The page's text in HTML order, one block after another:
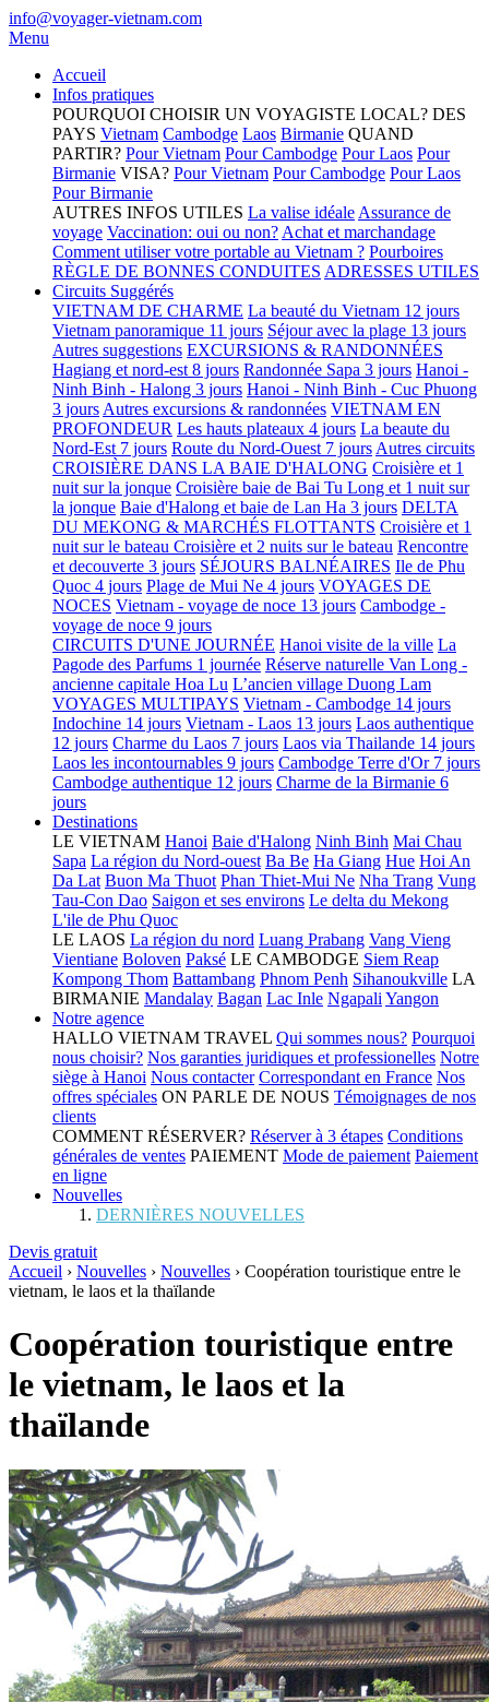
info@voyager-vietnam.com
Menu
Accueil
Infos pratiques
POURQUOI CHOISIR UN VOYAGISTE LOCAL? DES
PAYS Vietnam Cambodge Laos Birmanie QUAND
PARTIR? Pour Vietnam Pour Cambodge Pour Laos Pour
Birmanie VISA? Pour Vietnam Pour Cambodge Pour Laos
Pour Birmanie
AUTRES INFOS UTILES La valise idéale Assurance de
voyage Vaccination: oui ou non? Achat et marchandage
Comment utiliser votre portable au Vietnam ? Pourboires
RÈGLE DE BONNES CONDUITES ADRESSES UTILES
Circuits Suggérés
VIETNAM DE CHARME La beauté du Vietnam 12 jours
Vietnam panoramique 11 jours Séjour avec la plage 13 jours
Autres suggestions EXCURSIONS & RANDONNÉES
Hagiang et nord-est 8 jours Randonnée Sapa 3 jours Hanoi -
Ninh Binh - Halong 3 jours Hanoi - Ninh Binh - Cuc Phuong
3 jours Autres excursions & randonnées VIETNAM EN
PROFONDEUR Les hauts plateaux 4 jours La beaute du
Nord-Est 7 jours Route du Nord-Ouest 7 jours Autres circuits
CROISIÈRE DANS LA BAIE D'HALONG Croisière et 1
nuit sur la jonque Croisière baie de Bai Tu Long et 1 nuit sur
la jonque Baie d'Halong et baie de Lan Ha 3 jours DELTA
DU MEKONG & MARCHÉS FLOTTANTS Croisière et 1
nuit sur le bateau Croisière et 2 nuits sur le bateau Rencontre
et decouverte 3 jours SÉJOURS BALNÉAIRES Ile de Phu
Quoc 4 jours Plage de Mui Ne 4 jours VOYAGES DE
NOCES Vietnam - voyage de noce 13 jours Cambodge -
voyage de noce 9 jours
CIRCUITS D'UNE JOURNÉE Hanoi visite de la ville La
Pagode des Parfums 1 journée Réserve naturelle Van Long -
ancienne capitale Hoa Lu L’ancien village Duong Lam
VOYAGES MULTIPAYS Vietnam - Cambodge 14 jours
Indochine 14 jours Vietnam - Laos 13 jours Laos authentique
12 jours Charme du Laos 7 jours Laos via Thailande 14 jours
Laos les incontournables 9 jours Cambodge Terre d'Or 7 jours
Cambodge authentique 12 jours Charme de la Birmanie 6
jours
Destinations
LE VIETNAM Hanoi Baie d'Halong Ninh Binh Mai Chau
Sapa La région du Nord-ouest Ba Be Ha Giang Hue Hoi An
Da Lat Buon Ma Thuot Phan Thiet-Mui Ne Nha Trang Vung
Tau-Con Dao Saigon et ses environs Le delta du Mekong
L'ile de Phu Quoc
LE LAOS La région du nord Luang Prabang Vang Vieng
Vientiane Boloven Paksé LE CAMBODGE Siem Reap
Kompong Thom Battambang Phnom Penh Sihanoukville LA
BIRMANIE Mandalay Bagan Lac Inle Ngapali Yangon
Notre agence
HALLO VIETNAM TRAVEL Qui sommes nous? Pourquoi
nous choisir? Nos garanties juridiques et professionelles Notre
siège à Hanoi Nous contacter Correspondant en France Nos
offres spéciales ON PARLE DE NOUS Témoignages de nos
clients
COMMENT RÉSERVER? Réserver à 3 étapes Conditions
générales de ventes PAIEMENT Mode de paiement Paiement
en ligne
Nouvelles
DERNIÈRES NOUVELLES
Devis gratuit
Accueil › Nouvelles › Nouvelles › Coopération touristique entre le
vietnam, le laos et la thaïlande
Coopération touristique entre
le vietnam, le laos et la
thaïlande